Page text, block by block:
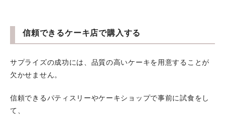
信頼できるケーキ店で購入する
サプライズの成功には、品質の高いケーキを用意することが
欠かせません。
信頼できるパティスリーやケーキショップで事前に試食をし
て、